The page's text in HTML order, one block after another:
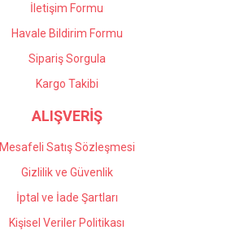
Gönder
İletişim Formu
Havale Bildirim Formu
Sipariş Sorgula
Kargo Takibi
ALIŞVERİŞ
Mesafeli Satış Sözleşmesi
Gizlilik ve Güvenlik
İptal ve İade Şartları
Kişisel Veriler Politikası